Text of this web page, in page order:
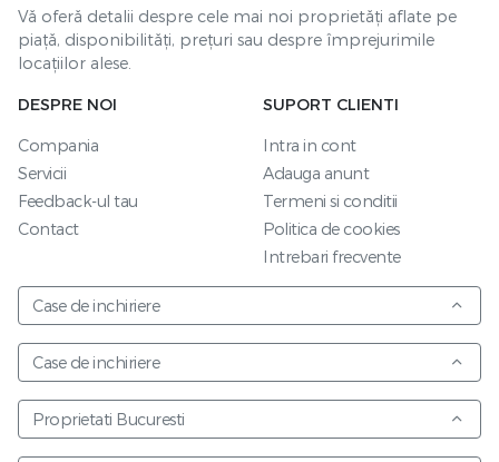
Vă oferă detalii despre cele mai noi proprietăți aflate pe
piață, disponibilități, prețuri sau despre împrejurimile
locațiilor alese.
DESPRE NOI
Compania
Servicii
Feedback-ul tau
Contact
SUPORT CLIENTI
Intra in cont
Adauga anunt
Termeni si conditii
Politica de cookies
Intrebari frecvente
Case de inchiriere
Case de inchiriere
Proprietati Bucuresti